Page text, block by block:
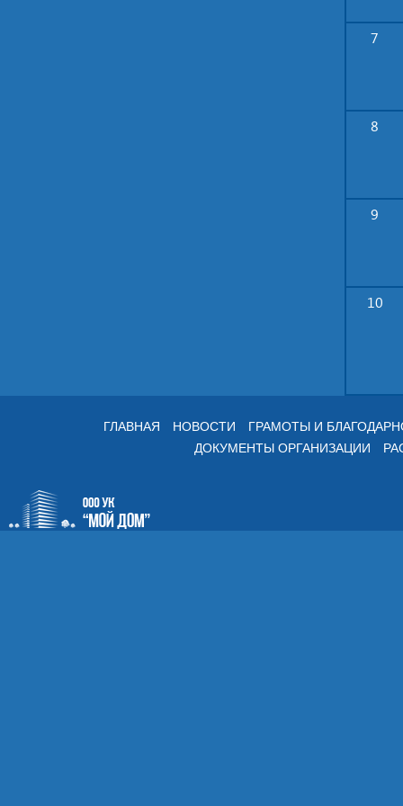
7
8
9
10
ГЛАВНАЯ НОВОСТИ
ГРАМОТЫ И
ДОКУМЕНТЫ ОРГАНИЗАЦИИ